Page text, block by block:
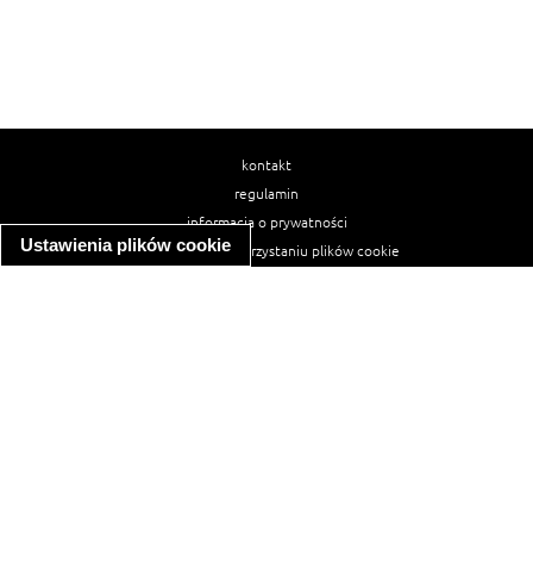
Ustawienia plików cookie
kontakt
regulamin
informacja o prywatności
informacja o wykorzystaniu plików cookie